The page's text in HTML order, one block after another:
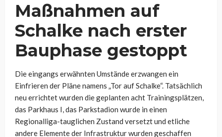
Maßnahmen auf
Schalke nach erster
Bauphase gestoppt
Die eingangs erwähnten Umstände erzwangen ein
Einfrieren der Pläne namens „Tor auf Schalke“. Tatsächlich
neu errichtet wurden die geplanten acht Trainingsplätzen,
das Parkhaus I, das Parkstadion wurde in einen
Regionalliga-tauglichen Zustand versetzt und etliche
andere Elemente der Infrastruktur wurden geschaffen